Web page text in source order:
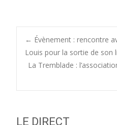
Post
← Évènement : rencontre
Louis pour la sortie de son
La Tremblade :
LE DIRECT